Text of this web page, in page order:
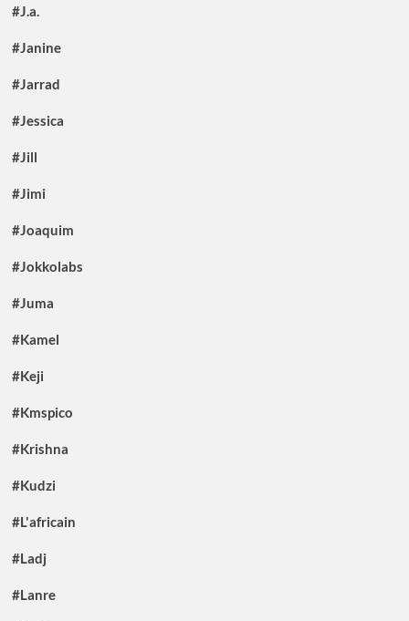
#J.a.
#Janine
#Jarrad
#Jessica
#Jill
#Jimi
#Joaquim
#Jokkolabs
#Juma
#Kamel
#Keji
#Kmspico
#Krishna
#Kudzi
#L'africain
#Ladj
#Lanre